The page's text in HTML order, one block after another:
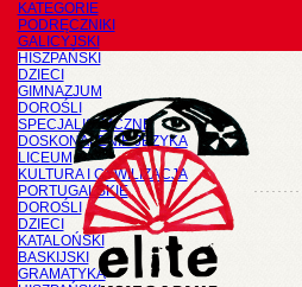
KATEGORIE
PODRĘCZNIKI
GALICYJSKI
HISZPAŃSKI
DZIECI
GIMNAZJUM
DOROŚLI
SPECJALISTYCZNE
DOSKONALENIE JĘZYKA
LICEUM
KULTURA I CYWILIZACJA
PORTUGALSKIE
DOROŚLI
DZIECI
KATALOŃSKI
BASKIJSKI
GRAMATYKA